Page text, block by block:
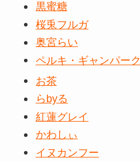
黒蜜糖
桜兎フルガ
奥宮らい
ペルキ・ギャンパーク
お茶
らbyる
紅蓮グレイ
かわしぃ
イヌカンフー